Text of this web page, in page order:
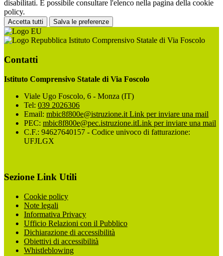
disabilitati. È possibile consultare l'elenco nella pagina della cookie
policy.
Accetta tutti Salva le preferenze
Istituto Comprensivo Statale di Via Foscolo
Contatti
Istituto Comprensivo Statale di Via Foscolo
Viale Ugo Foscolo, 6 - Monza (IT)
Tel: 039 2026306
Email: mbic8f800e@istruzione.it Link per inviare una mail
PEC: mbic8f800e@pec.istruzione.itLink per inviare una mail
C.F.: 94627640157 - Codice univoco di fatturazione:
UFJLGX
Sezione Link Utili
Cookie policy
Note legali
Informativa Privacy
Ufficio Relazioni con il Pubblico
Dichiarazione di accessibilità
Obiettivi di accessibilità
Whistleblowing